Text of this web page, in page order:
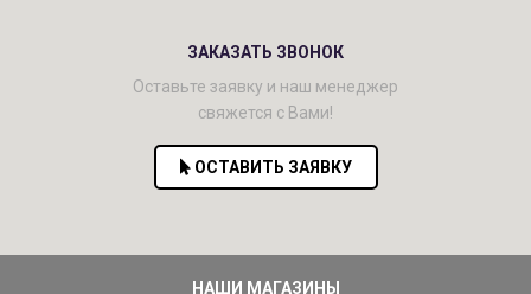
ЗАКАЗАТЬ ЗВОНОК
Оставьте заявку и наш менеджер
свяжется с Вами!
ОСТАВИТЬ ЗАЯВКУ
НАШИ МАГАЗИНЫ